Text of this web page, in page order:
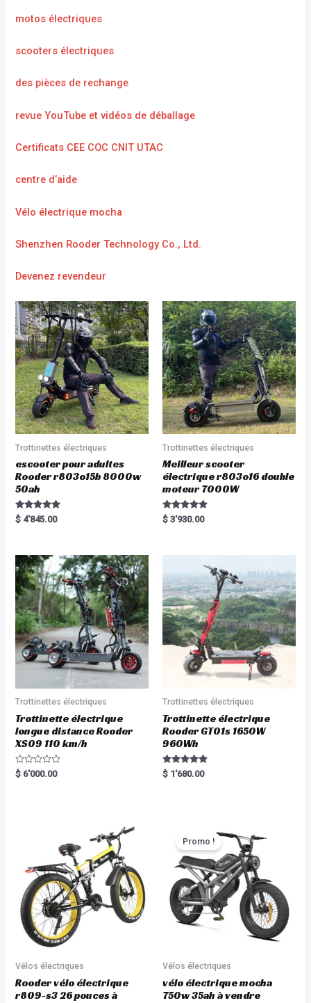
motos électriques
scooters électriques
des pièces de rechange
revue YouTube et vidéos de déballage
Certificats CEE COC CNIT UTAC
centre d’aide
Vélo électrique mocha
Shenzhen Rooder Technology Co., Ltd.
Devenez revendeur
Trottinettes électriques
escooter pour adultes
Rooder r803o15b 8000w
50ah
Rated
5.00
$ 4'845.00
Trottinettes électriques
Meilleur scooter
électrique r803o16 double
moteur 7000W
Rated
5.00
$ 3'930.00
Trottinettes électriques
Trottinette électrique
longue distance Rooder
XS09 110 km/h
R
a
$ 6'000.00
Trottinettes électriques
Trottinette électrique
Rooder GT01s 1650W
960Wh
Rated
5.00
$ 1'680.00
Vélos électriques
Rooder vélo électrique
r809-s3 26 pouces à
Promo !
Vélos électriques
vélo électrique mocha
750w 35ah à vendre